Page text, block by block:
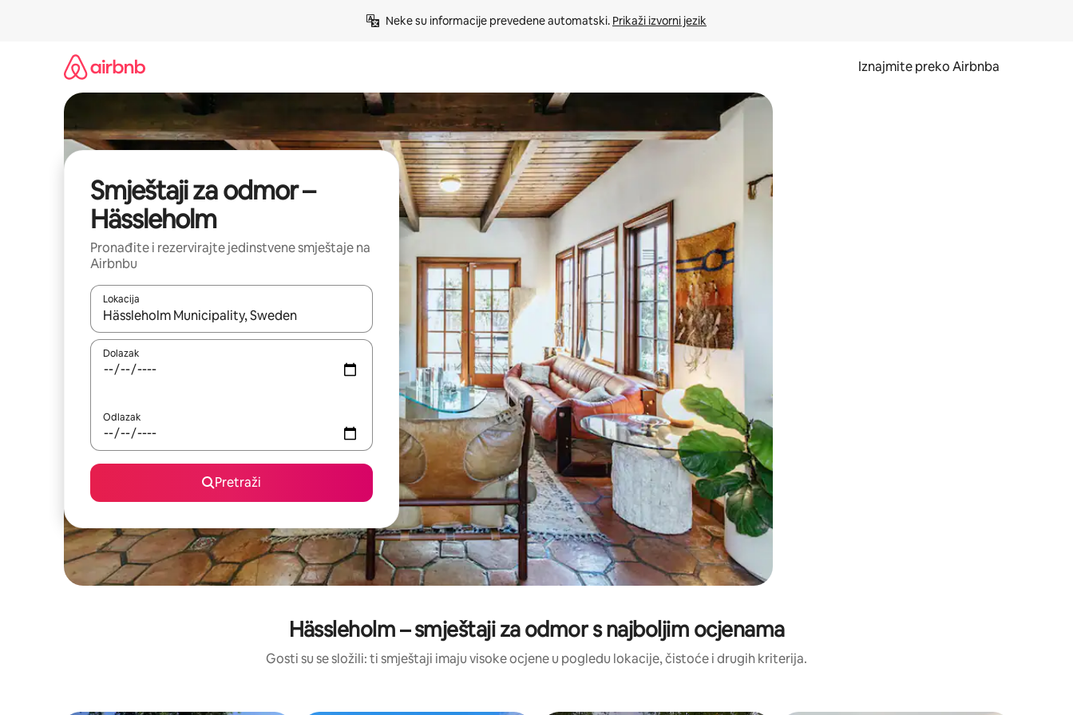
Neke su informacije prevedene automatski. Prikaži izvorni jezik
Iznajmite preko Airbnba
Smještaji za odmor –
Hässleholm
Pronađite i rezervirajte jedinstvene smještaje na
Airbnbu
Lokacija
Kada budu dostupni rezultati, moći ćete ih pregledati koristeći se strelicama prema gore i prema dolje, kao i dodirom ili prelaskom prstom po zaslonu.
Dolazak
Odlazak
Pretraži
Hässleholm – smještaji za odmor s najboljim ocjenama
Gosti su se složili: ti smještaji imaju visoke ocjene u pogledu lokacije, čistoće i drugih kriterija.